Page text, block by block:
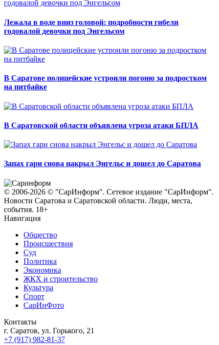
Лежала в воде вниз головой: подробности гибели
годовалой девочки под Энгельсом
В Саратове полицейские устроили погоню за подростком
на питбайке
В Саратовской области объявлена угроза атаки БПЛА
Запах гари снова накрыл Энгельс и дошел до Саратова
© 2006-2026 © "СарИнформ". Сетевое издание "СарИнформ".
Новости Саратова и Саратовской области. Люди, места,
события. 18+
Навигация
Общество
Происшествия
Суд
Политика
Экономика
ЖКХ и строительство
Культура
Спорт
СарИнФото
Контакты
г. Саратов, ул. Горького, 21
+7 (917) 982-81-37